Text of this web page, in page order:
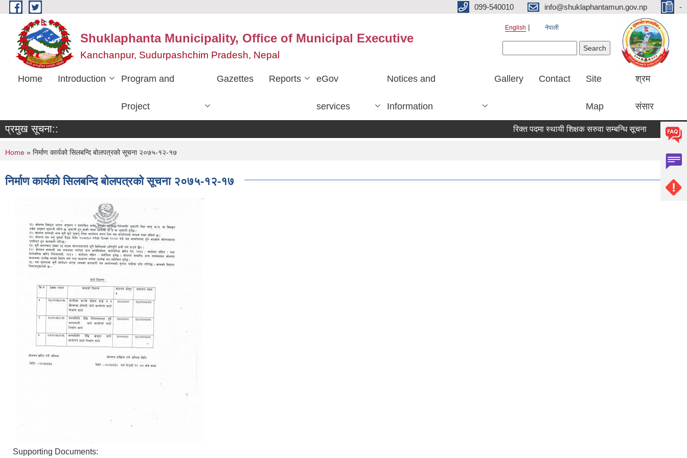
Skip to main content 099-540010 info@shuklaphantamun.gov.np -
Shuklaphanta Municipality, Office of Municipal Executive
Kanchanpur, Sudurpashchim Pradesh, Nepal
English नेपाली
Home Introduction Program and
Project
Gazettes Reports eGov
services
Notices and
Information
Gallery Contact Site
Map
श्रम
संसार
प्रमुख सूचना:: रिक्त पदमा स्थायी शिक्षक सरुवा सम्बन्धि सूचना विषय
You are here
Home » निर्माण कार्यको सिलबन्दि बोलपत्रको सूचना २०७५-१२-१७
निर्माण कार्यको सिलबन्दि बोलपत्रको सूचना २०७५-१२-१७
Supporting Documents: